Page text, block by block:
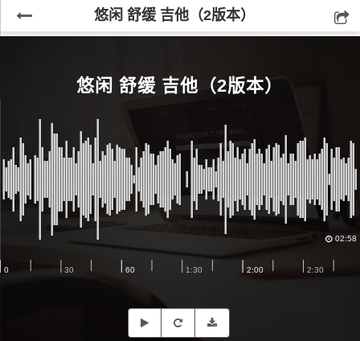
悠闲 舒缓 吉他（2版本）
悠闲 舒缓 吉他（2版本）
02:58